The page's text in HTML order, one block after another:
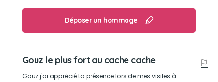
Déposer un hommage
Gouz le plus fort au cache cache
Gouz j'ai apprécié ta présence lors de mes visites à